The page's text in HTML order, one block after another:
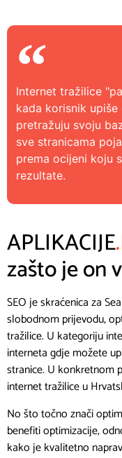
Internet tražilice
kada korisnik
pretražuju svoju
sve stranicama
prema ocijeni koju
rezultate.
APLIKACIJE
zašto je on
SEO je skraćenica za
slobodnom prijevodu,
tražilice. U kategoriju
interneta gdje možete
stranice. U konkretnom
internet tražilice u
No što točno znači
benefiti optimizacije,
kako je kvalitetno